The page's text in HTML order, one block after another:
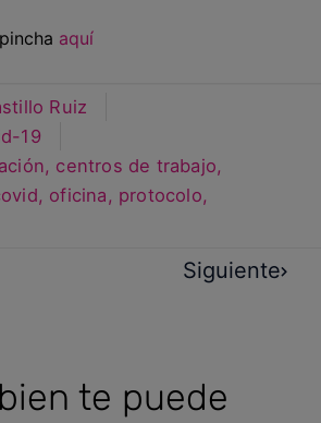
aquí
Ruiz
19
, centros de trabajo,
, oficina , protocolo,
Siguiente
te puede